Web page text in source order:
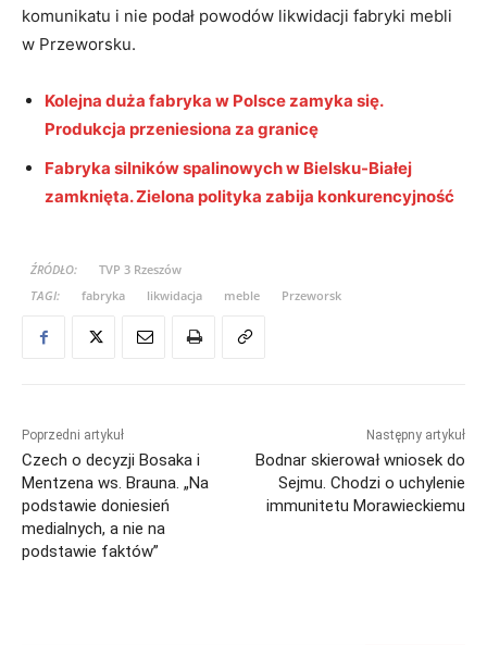
komunikatu i nie podał powodów likwidacji fabryki mebli
w Przeworsku.
Kolejna duża fabryka w Polsce zamyka się.
Produkcja przeniesiona za granicę
Fabryka silników spalinowych w Bielsku-Białej
zamknięta. Zielona polityka zabija konkurencyjność
ŹRÓDŁO:
TVP 3 Rzeszów
TAGI:
fabryka likwidacja meble Przeworsk
Poprzedni artykuł
Czech o decyzji Bosaka i
Mentzena ws. Brauna. „Na
podstawie doniesień
medialnych, a nie na
podstawie faktów”
Następny artykuł
Bodnar skierował wniosek do
Sejmu. Chodzi o uchylenie
immunitetu Morawieckiemu